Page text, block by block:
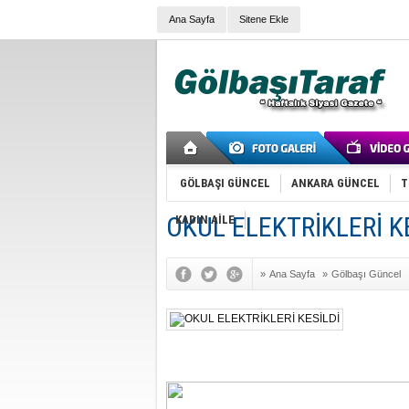
Ana Sayfa Sitene Ekle
GÖLBAŞI GÜNCEL ANKARA GÜNCEL
KADIN AİLE
OKUL ELEKTRİKLERİ
» Ana Sayfa » Gölbaşı Güncel